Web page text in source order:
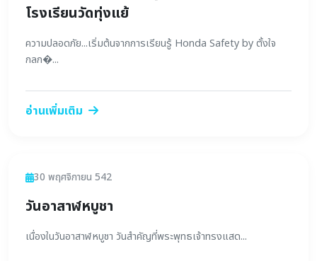
โรงเรียนวัดทุ่งแย้
ความปลอดภัย...เริ่มต้นจากการเรียนรู้ Honda Safety by ตั้งใจ
กลก�...
อ่านเพิ่มเติม
ข่าวสาร
30 พฤศจิกายน 542
วันอาสาฬหบูชา
เนื่องในวันอาสาฬหบูชา วันสำคัญที่พระพุทธเจ้าทรงแสด...